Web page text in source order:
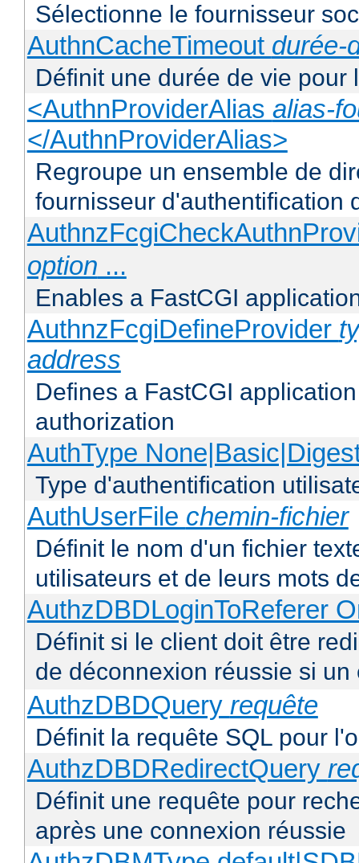
Sélectionne le fournisseur
AuthnCacheTimeout durée-
Définit une durée de vie pour
<AuthnProviderAlias alias-
</AuthnProviderAlias>
Regroupe un ensemble de
fournisseur d'authentification
option ...
Enables a FastCGI
AuthnzFcgiDefineProvider
address
Defines a FastCGI
authorization
AuthType
Type d'authentification
AuthUserFile chemin-fichier
Définit le nom d'un fichier
utilisateurs et de leurs mots
AuthzDBDLoginToReferer
Définit si le client doit être
de déconnexion réussie si
AuthzDBDQuery requête
Définit la requête SQL pour
AuthzDBDRedirectQuery
Définit une requête pour
après une connexion réussie